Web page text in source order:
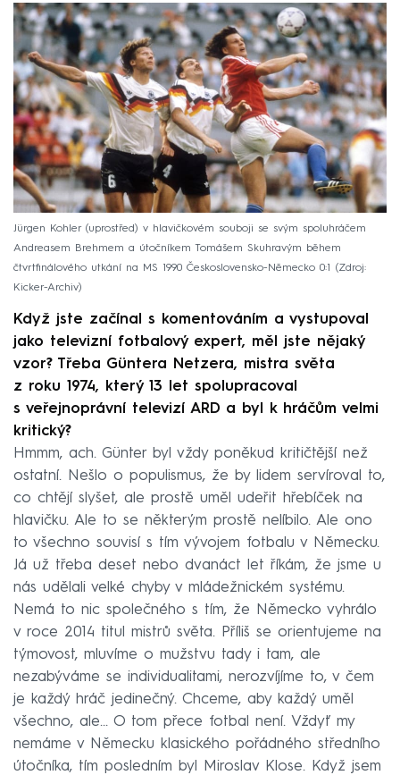
Jürgen Kohler (uprostřed) v hlavičkovém souboji se svým spoluhráčem
Andreasem Brehmem a útočníkem Tomášem Skuhravým během
čtvrtfinálového utkání na MS 1990 Československo-Německo 0:1
Zdroj:
Kicker-Archiv
Když jste začínal s komentováním a vystupoval
jako televizní fotbalový expert, měl jste nějaký
vzor? Třeba Güntera Netzera, mistra světa
z roku 1974, který 13 let spolupracoval
s veřejnoprávní televizí ARD a byl k hráčům velmi
kritický?
Hmmm, ach. Günter byl vždy poněkud kritičtější než
ostatní. Nešlo o populismus, že by lidem servíroval to,
co chtějí slyšet, ale prostě uměl udeřit hřebíček na
hlavičku. Ale to se některým prostě nelíbilo. Ale ono
to všechno souvisí s tím vývojem fotbalu v Německu.
Já už třeba deset nebo dvanáct let říkám, že jsme u
nás udělali velké chyby v mládežnickém systému.
Nemá to nic společného s tím, že Německo vyhrálo
v roce 2014 titul mistrů světa. Příliš se orientujeme na
týmovost, mluvíme o mužstvu tady i tam, ale
nezabýváme se individualitami, nerozvíjíme to, v čem
je každý hráč jedinečný. Chceme, aby každý uměl
všechno, ale… O tom přece fotbal není. Vždyť my
nemáme v Německu klasického pořádného středního
útočníka, tím posledním byl Miroslav Klose. Když jsem